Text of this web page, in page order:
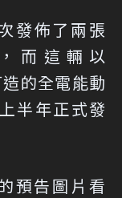
發佈了兩張
而這輛以
的全電能動
半年正式發
預告圖片看